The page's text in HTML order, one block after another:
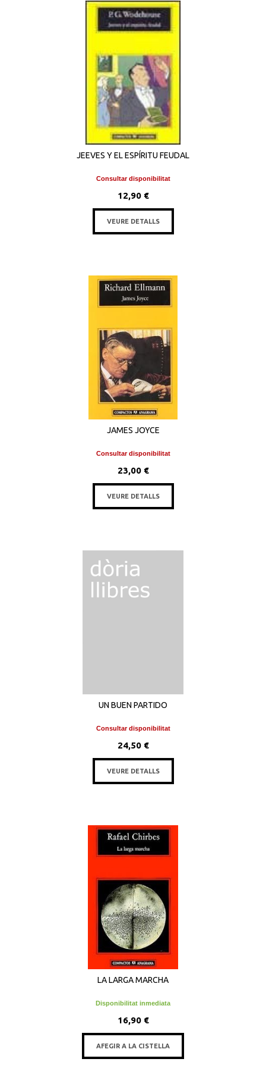
JEEVES Y EL ESPÍRITU FEUDAL
Consultar disponibilitat
12,90 €
VEURE DETALLS
JAMES JOYCE
Consultar disponibilitat
23,00 €
VEURE DETALLS
UN BUEN PARTIDO
Consultar disponibilitat
24,50 €
VEURE DETALLS
LA LARGA MARCHA
Disponibilitat inmediata
16,90 €
AFEGIR A LA CISTELLA